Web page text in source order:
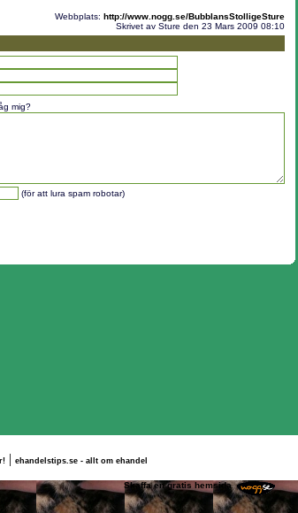
Webbplats: http://www.nogg.se/BubblansStolligeSture
Skrivet av Sture den 23 Mars 2009 08:10
mig?
(för att lura spam robotar)
| ehandelstips.se - allt om ehandel
Skaffa en gratis hemsida